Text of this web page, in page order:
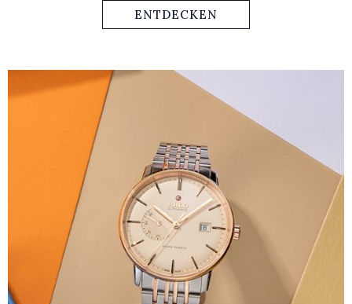
oder Automatikwerk gibt es garantiert ein Modell für
jeden Geschmack. Es stehen 81 Modelle zur Verfügung.
ENTDECKEN